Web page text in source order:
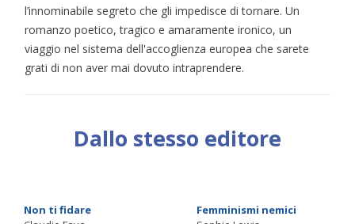
l’innominabile segreto che gli impedisce di tornare. Un
romanzo poetico, tragico e amaramente ironico, un
viaggio nel sistema dell'accoglienza europea che sarete
grati di non aver mai dovuto intraprendere.
Dallo stesso editore
Non ti fidare
Femminismi nemici